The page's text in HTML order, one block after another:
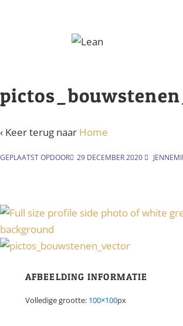
‹ Keer terug naar Home
GEPLAATST OPDOOR 29 DECEMBER 2020
AFBEELDING INFORMATIE
Volledige grootte: 100×100px